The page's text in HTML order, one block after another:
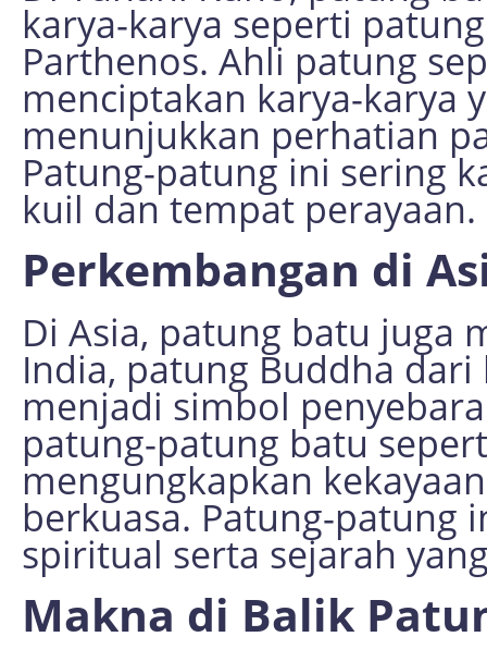
karya-karya seperti
Parthenos. Ahli patung
menciptakan karya-karya
menunjukkan perhatian
Patung-patung ini sering
kuil dan tempat perayaan.
Perkembangan di
Di Asia, patung batu juga
India, patung Buddha
menjadi simbol
patung-patung batu
mengungkapkan
berkuasa. Patung-patung
spiritual serta sejarah
Makna di Balik